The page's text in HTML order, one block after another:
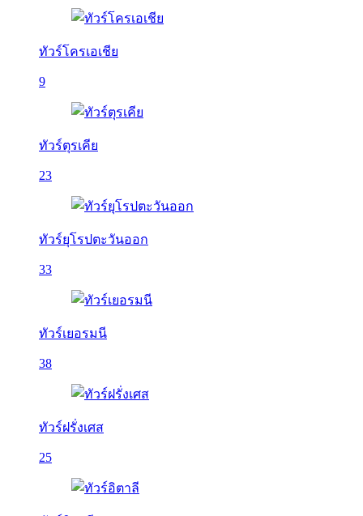
ทัวร์โครเอเชีย
9
ทัวร์ตุรเคีย
23
ทัวร์ยุโรปตะวันออก
33
ทัวร์เยอรมนี
38
ทัวร์ฝรั่งเศส
25